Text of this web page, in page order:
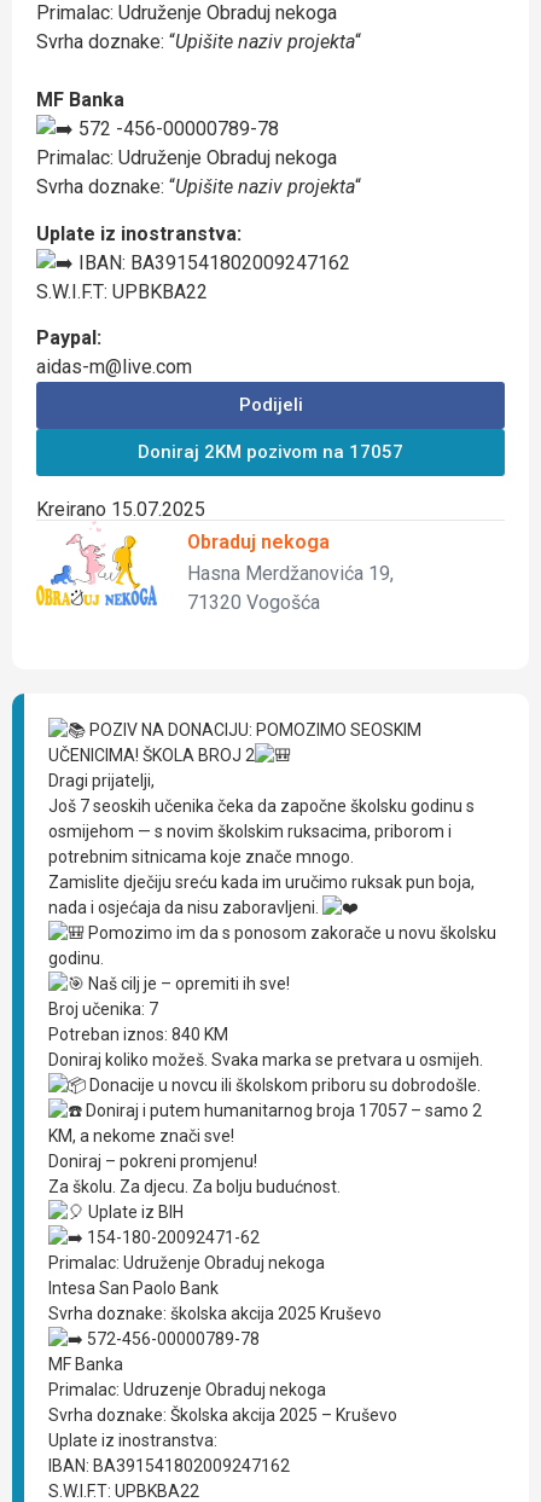
Primalac: Udruženje Obraduj nekoga
Svrha doznake: “Upišite naziv projekta“
MF Banka
572 -456-00000789-78
Primalac: Udruženje Obraduj nekoga
Svrha doznake: “Upišite naziv projekta“
Uplate iz inostranstva:
IBAN: BA391541802009247162
S.W.I.F.T: UPBKBA22
Paypal:
aidas-m@live.com
Podijeli
Doniraj 2KM pozivom na 17057
Kreirano 15.07.2025
Obraduj nekoga
Hasna Merdžanovića 19,
71320 Vogošća
POZIV NA DONACIJU: POMOZIMO SEOSKIM
UČENICIMA! ŠKOLA BROJ 2
Dragi prijatelji,
Još 7 seoskih učenika čeka da započne školsku godinu s
osmijehom — s novim školskim ruksacima, priborom i
potrebnim sitnicama koje znače mnogo.
Zamislite dječiju sreću kada im uručimo ruksak pun boja,
nada i osjećaja da nisu zaboravljeni.
Pomozimo im da s ponosom zakorače u novu školsku
godinu.
Naš cilj je – opremiti ih sve!
Broj učenika: 7
Potreban iznos: 840 KM
Doniraj koliko možeš. Svaka marka se pretvara u osmijeh.
Donacije u novcu ili školskom priboru su dobrodošle.
Doniraj i putem humanitarnog broja 17057 – samo 2
KM, a nekome znači sve!
Doniraj – pokreni promjenu!
Za školu. Za djecu. Za bolju budućnost.
Uplate iz BIH
154-180-20092471-62
Primalac: Udruženje Obraduj nekoga
Intesa San Paolo Bank
Svrha doznake: školska akcija 2025 Kruševo
572-456-00000789-78
MF Banka
Primalac: Udruzenje Obraduj nekoga
Svrha doznake: Školska akcija 2025 – Kruševo
Uplate iz inostranstva:
IBAN: BA391541802009247162
S.W.I.F.T: UPBKBA22